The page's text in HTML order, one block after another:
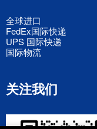
全球进口
FedEx国际快递
UPS 国际快递
国际物流
关注我们